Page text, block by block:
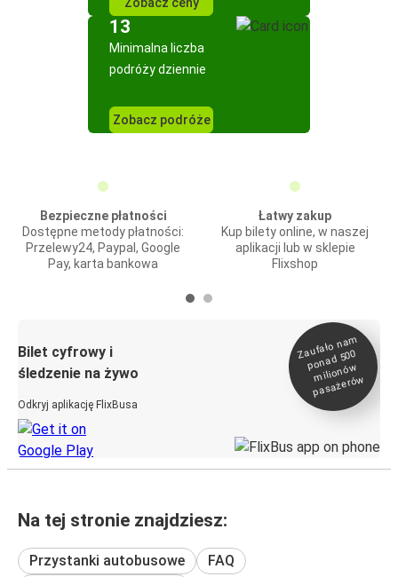
13
Minimalna liczba
podróży dziennie
Zobacz podróże
Bezpieczne płatności
Dostępne metody płatności:
Przelewy24, Paypal, Google
Pay, karta bankowa
Łatwy zakup
Kup bilety online, w naszej
aplikacji lub w sklepie
Flixshop
Bilet cyfrowy i
śledzenie na żywo
Odkryj aplikację FlixBusa
Zaufało na
m
ponad 500
milionó
w
pasażeró
w
Na tej stronie znajdziesz:
Przystanki autobusowe
FAQ